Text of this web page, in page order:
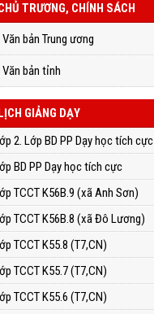
TRƯƠNG, CHÍNH SÁCH
Văn bản Trung ương
Văn bản tỉnh
LỊCH GIẢNG DẠY
2. Lớp BD PP Dạy học tích cực
BD PP Dạy học tích cực
TCCT K56B.9 (xã Anh Sơn)
TCCT K56B.8 (xã Đô Lương)
TCCT K55.8 (T7,CN)
TCCT K55.7 (T7,CN)
TCCT K55.6 (T7,CN)